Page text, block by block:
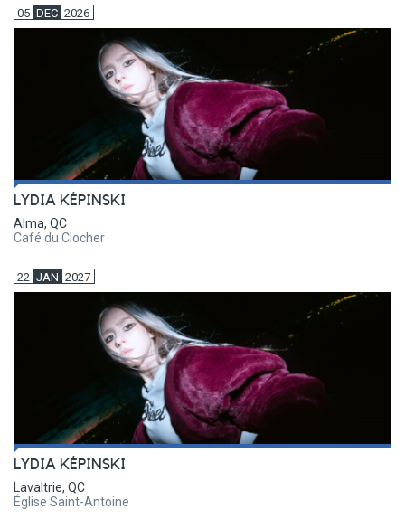
05 DEC 2026
LYDIA KÉPINSKI
Alma, QC
Café du Clocher
22 JAN 2027
LYDIA KÉPINSKI
Lavaltrie, QC
Église Saint-Antoine